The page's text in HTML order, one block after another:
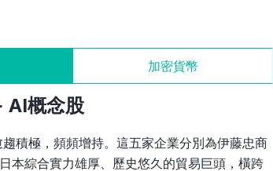
加密貨幣
AI概念股
積極，頻頻增持。這五家企業分別為伊藤忠商
本綜合實力雄厚、歷史悠久的貿易巨頭，橫跨